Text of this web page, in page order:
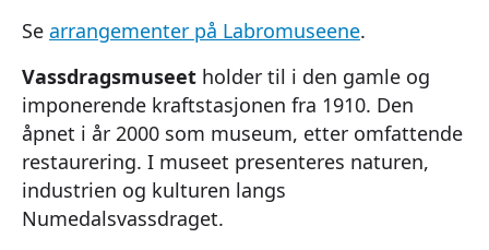
Se arrangementer på Labromuseene.
Vassdragsmuseet holder til i den gamle og
imponerende kraftstasjonen fra 1910. Den
åpnet i år 2000 som museum, etter omfattende
restaurering. I museet presenteres naturen,
industrien og kulturen langs
Numedalsvassdraget.